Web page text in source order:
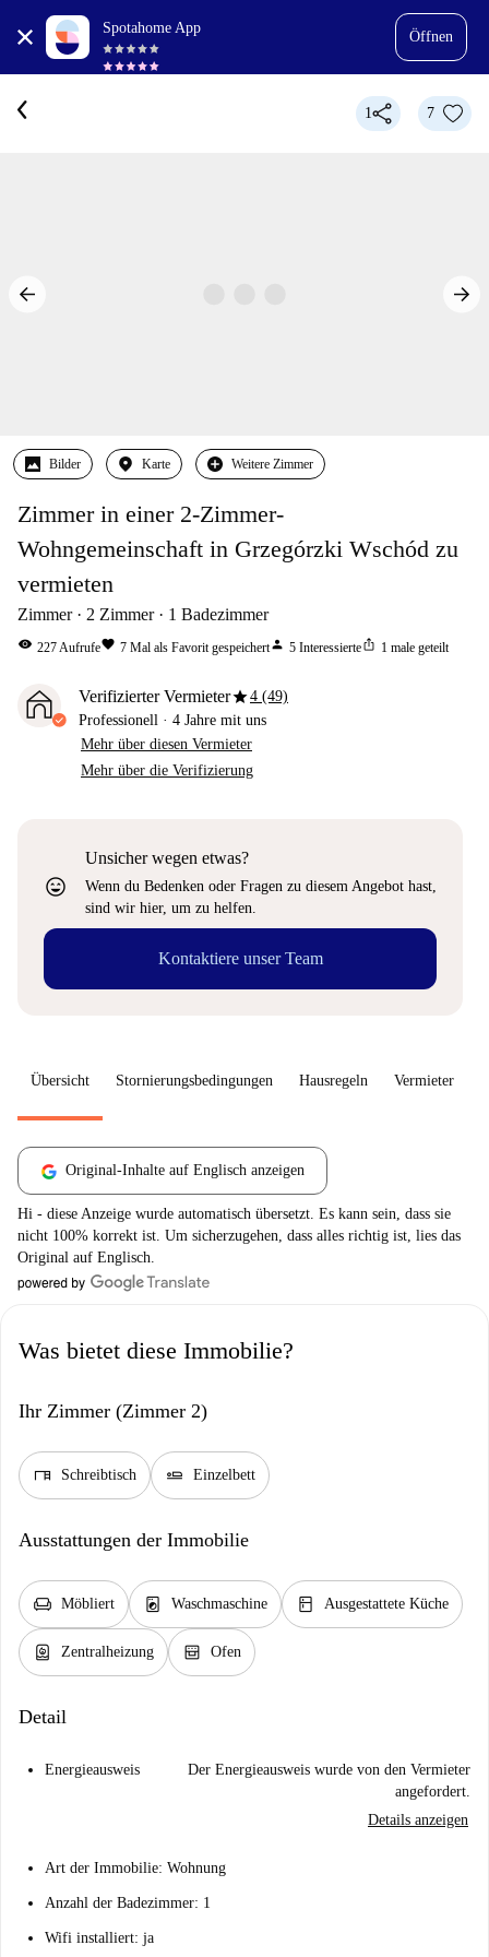
Spotahome App
Öffnen
1 7
Bilder Karte Weitere Zimmer
Zimmer in einer 2-Zimmer-
Wohngemeinschaft in Grzegórzki Wschód zu
vermieten
Zimmer 2 Zimmer 1 Badezimmer
visibility 227Aufrufefavorite 7 Mal als Favorit gespeichertperson 5 Interessierteios_share 1 male geteilt
Verifizierter Vermieterstar4 (49)
Professionell · 4 Jahre mit uns
Mehr über diesen Vermieter
Mehr über die Verifizierung
sentiment_very_satisfied
Unsicher wegen etwas?
Wenn du Bedenken oder Fragen zu diesem Angebot hast,
sind wir hier, um zu helfen.
Kontaktiere unser Team
Übersicht Stornierungsbedingungen Hausregeln Vermieter
Original-Inhalte auf Englisch anzeigen
Hi - diese Anzeige wurde automatisch übersetzt. Es kann sein, dass sie
nicht 100% korrekt ist. Um sicherzugehen, dass alles richtig ist, lies das
Original auf Englisch.
Was bietet diese Immobilie?
Ihr Zimmer (Zimmer 2)
desk Schreibtisch airline_seat_flat Einzelbett
Ausstattungen der Immobilie
chair Möbliert local_laundry_service Waschmaschine kitchen Ausgestattete Küche
water_heater Zentralheizung oven_gen Ofen
Detail
Energieausweis
Der Energieausweis wurde von den Vermieter
angefordert.
Details anzeigen
Art der Immobilie: Wohnung
Anzahl der Badezimmer: 1
Wifi installiert: ja